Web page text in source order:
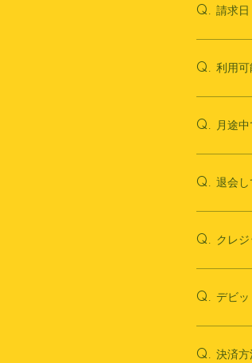
Q. 請求日
Q. 利用可
Q. 月途
Q. 退会し
Q. クレ
Q. デビ
Q. 決済